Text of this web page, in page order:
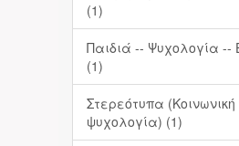
(1)
Παιδιά -- Ψυχολογία --
(1)
Στερεότυπα (Κοινωνική
ψυχολογία) (1)